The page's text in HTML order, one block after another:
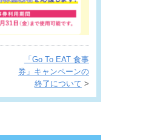
「Go To EAT 食事
券」キャンペーンの
終了について >